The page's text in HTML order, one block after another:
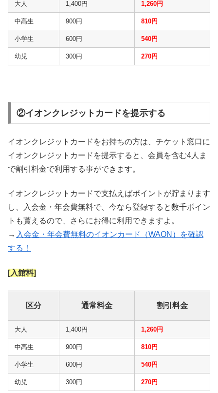
大人 1,400円 1,260円
中高生 900円 810円
小学生 600円 540円
幼児 300円 270円
②イオンクレジットカードを提示する
イオンクレジットカードをお持ちの方は、チケット窓口に
イオンクレジットカードを提示すると、会員を含む4人ま
で割引料金で利用する事ができます。
イオンクレジットカードで支払えばポイントが貯まります
し、入会金・年会費無料で、今なら登録すると数千ポイン
トも貰えるので、さらにお得に利用できますよ。
→ 入会金・年会費無料のイオンカード（WAON）を確認
する！
[入館料]
区分 通常料金 割引料金
大人 1,400円 1,260円
中高生 900円 810円
小学生 600円 540円
幼児 300円 270円